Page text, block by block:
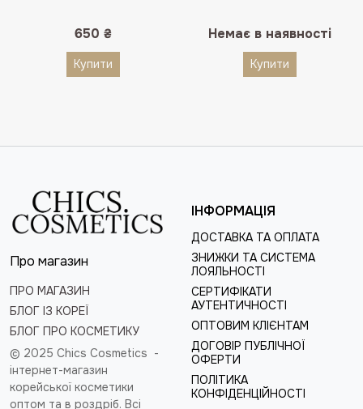
650 ₴
Купити
Немає в наявності
Купити
Про магазин
ПРО МАГАЗИН
БЛОГ ІЗ КОРЕЇ
БЛОГ ПРО КОСМЕТИКУ
© 2025 Chics Cosmetics -
інтернет-магазин
корейської косметики
оптом та в роздріб. Всі
ІНФОРМАЦІЯ
ДОСТАВКА ТА ОПЛАТА
ЗНИЖКИ ТА СИСТЕМА
ЛОЯЛЬНОСТІ
СЕРТИФІКАТИ
АУТЕНТИЧНОСТІ
ОПТОВИМ КЛІЄНТАМ
ДОГОВІР ПУБЛІЧНОЇ
ОФЕРТИ
ПОЛІТИКА
КОНФІДЕНЦІЙНОСТІ